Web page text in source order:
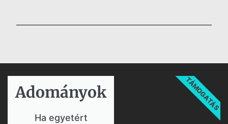
Adományok​
Ha egyetért
TÁMOGATÁS